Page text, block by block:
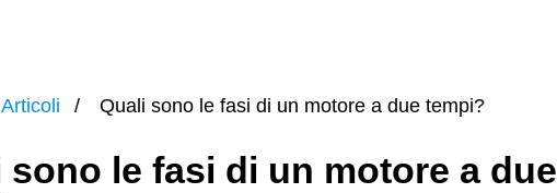
Articoli Quali sono le fasi di un motore a due tempi?
sono le fasi di un motore a due